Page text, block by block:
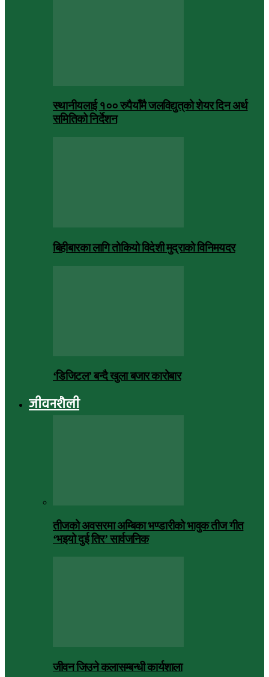
स्थानीयलाई १०० रुपैयाँमै जलविद्युत्‌को शेयर दिन अर्थ
समितिको निर्देशन
बिहीबारका लागि तोकियो विदेशी मुद्राको विनिमयदर
‘डिजिटल’ बन्दै खुला बजार कारोबार
जीवनशैली
तीजको अवसरमा अम्बिका भण्डारीको भावुक तीज गीत
‘भइयो दुई तिर’ सार्वजनिक
जीवन जिउने कलासम्बन्धी कार्यशाला